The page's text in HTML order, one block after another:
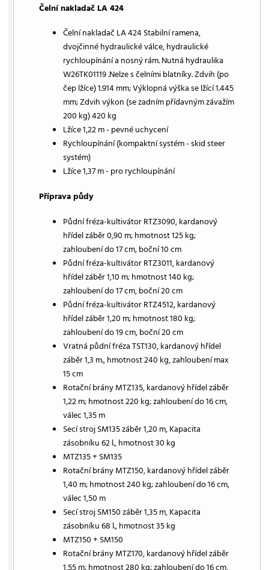
Čelní nakladač LA 424
Čelní nakladač LA 424 Stabilní ramena,
dvojčinné hydraulické válce, hydraulické
rychloupínání a nosný rám. Nutná hydraulika
W26TK01119 .Nelze s čelními blatníky. Zdvih (po
čep lžíce) 1.914 mm; Výklopná výška se lžící 1.445
mm; Zdvih výkon (se zadním přídavným závažím
200 kg) 420 kg
Lžíce 1,22 m - pevné uchycení
Rychloupínání (kompaktní systém - skid steer
systém)
Lžíce 1,37 m - pro rychloupínání
Příprava půdy
Půdní fréza-kultivátor RTZ3090, kardanový
hřídel záběr 0,90 m; hmotnost 125 kg;
zahloubení do 17 cm, boční 10 cm
Půdní fréza-kultivátor RTZ3011, kardanový
hřídel záběr 1,10 m; hmotnost 140 kg;
zahloubení do 17 cm, boční 20 cm
Půdní fréza-kultivátor RTZ4512, kardanový
hřídel záběr 1,20 m; hmotnost 180 kg;
zahloubení do 19 cm, boční 20 cm
Vratná půdní fréza TST130, kardanový hřídel
záběr 1,3 m., hmotnost 240 kg, zahloubení max
15 cm
Rotační brány MTZ135, kardanový hřídel záběr
1,22 m; hmotnost 220 kg; zahloubení do 16 cm,
válec 1,35 m
Secí stroj SM135 záběr 1,20 m, Kapacita
zásobníku 62 l., hmotnost 30 kg
MTZ135 + SM135
Rotační brány MTZ150, kardanový hřídel záběr
1,40 m; hmotnost 240 kg; zahloubení do 16 cm,
válec 1,50 m
Secí stroj SM150 záběr 1,35 m, Kapacita
zásobníku 68 l., hmotnost 35 kg
MTZ150 + SM150
Rotační brány MTZ170, kardanový hřídel záběr
1,55 m; hmotnost 280 kg; zahloubení do 16 cm,